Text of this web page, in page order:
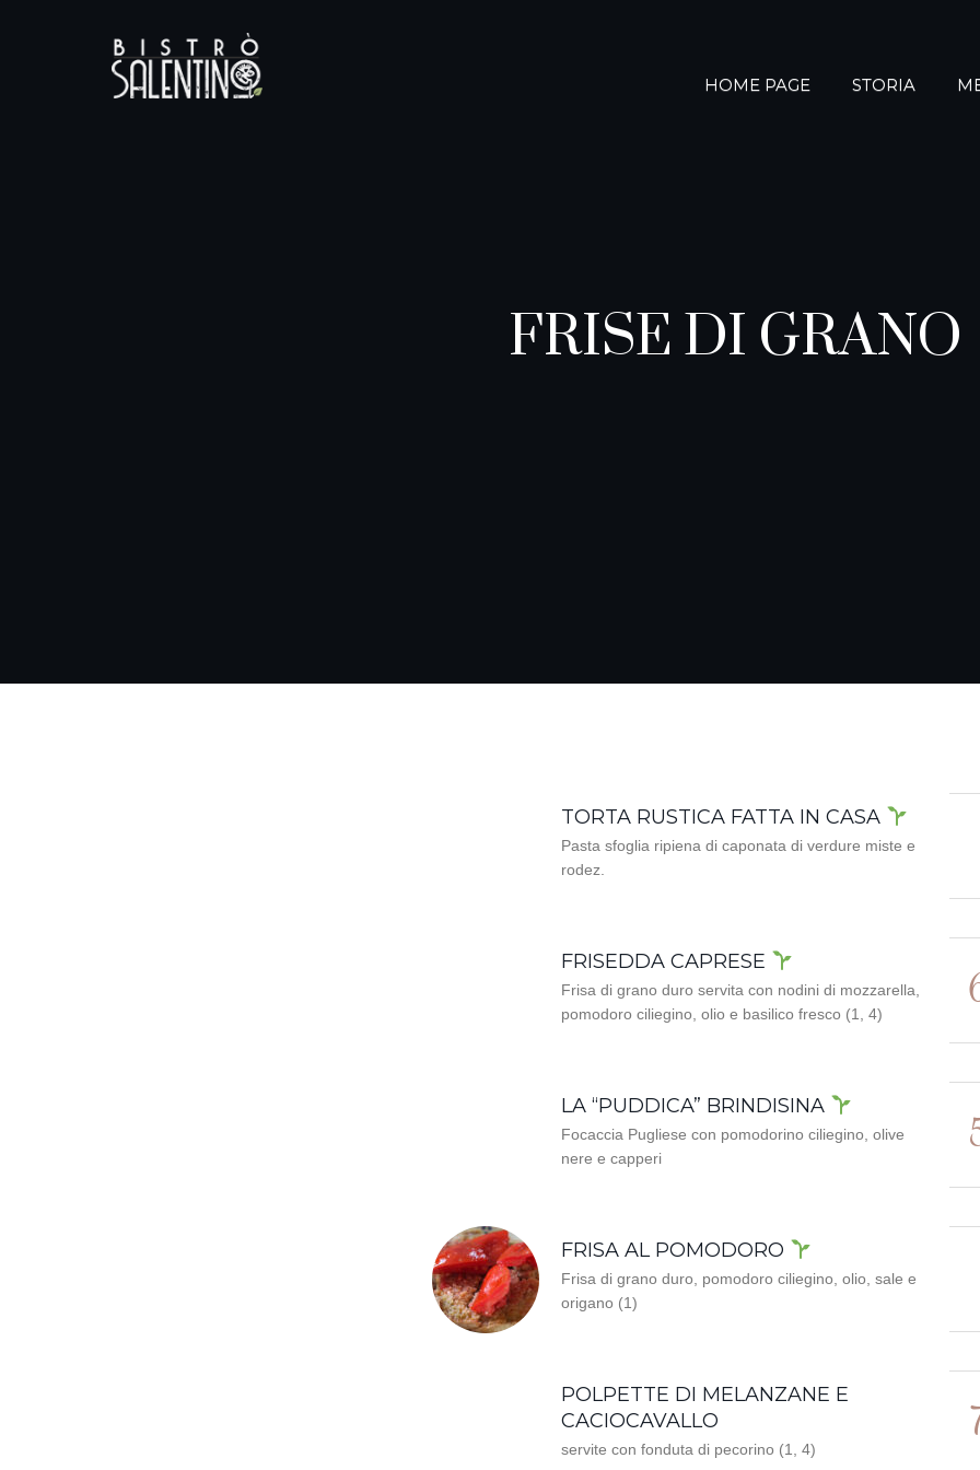
HOME PAGE STORIA
FRISE DI GRANO
TORTA RUSTICA FATTA IN CASA
Pasta sfoglia ripiena di caponata di verdure miste e
rodez.
FRISEDDA CAPRESE
Frisa di grano duro servita con nodini di mozzarella,
pomodoro ciliegino, olio e basilico fresco (1, 4)
LA “PUDDICA” BRINDISINA
Focaccia Pugliese con pomodorino ciliegino, olive
nere e capperi
FRISA AL POMODORO
Frisa di grano duro, pomodoro ciliegino, olio, sale e
origano (1)
POLPETTE DI MELANZANE E
CACIOCAVALLO
servite con fonduta di pecorino (1, 4)